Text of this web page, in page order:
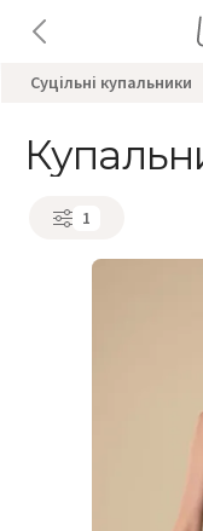
Суцільні купальники
1